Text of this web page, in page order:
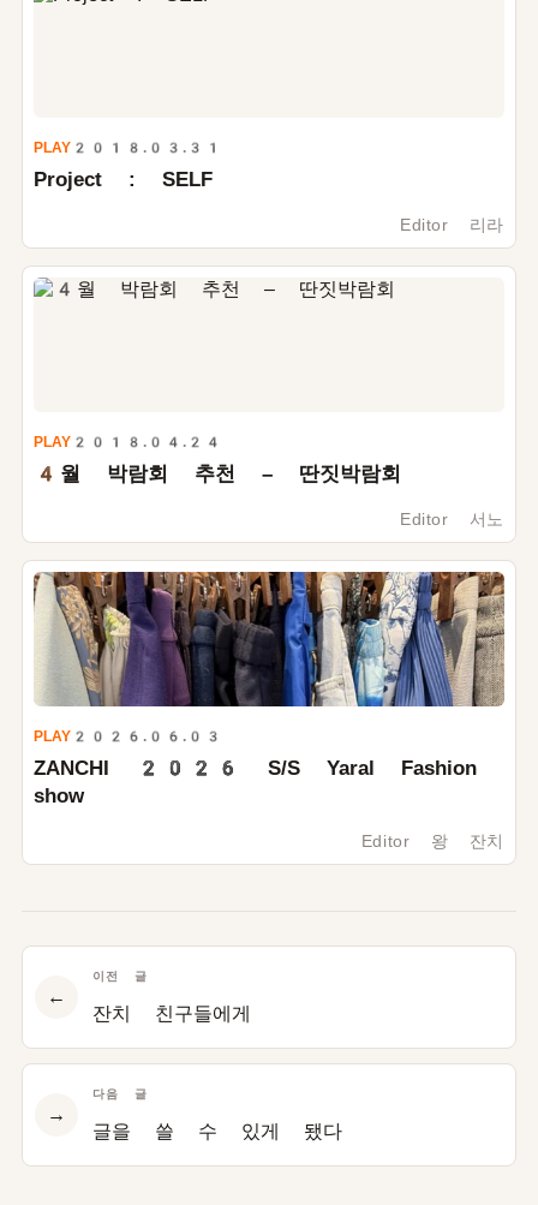
PLAY 2018.03.31
Project : SELF
Editor 리라
PLAY 2018.04.24
4 월 박람회 추천 – 딴짓박람회
Editor 서노
PLAY 2026.06.03
ZANCHI 2026
S/S Yaral Fashion
show
Editor 왕 잔치
←
이전 글
잔치 친구들에게
다음 글
글을 쓸 수 있게 됐다
→